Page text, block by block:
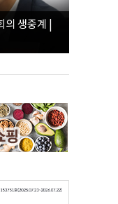
의 생중계 |